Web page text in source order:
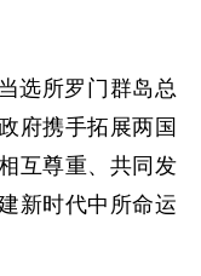
选所罗门群岛总
府携手拓展两国
互尊重、共同发
新时代中所命运